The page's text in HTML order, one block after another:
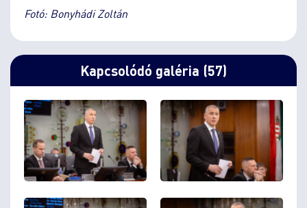
Fotó: Bonyhádi Zoltán
Kapcsolódó galéria (57)